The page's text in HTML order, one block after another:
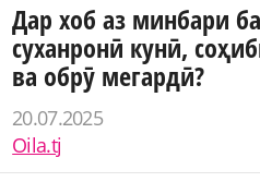
Дар хоб аз минбари
суханронӣ кунӣ,
ва обрӯ мегардӣ?
20.07.2025
Oila.tj